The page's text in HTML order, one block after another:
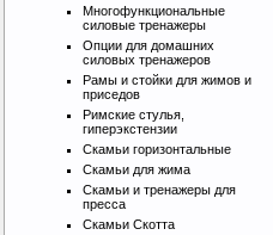
Многофункциональные
силовые тренажеры
Опции для домашних
силовых тренажеров
Рамы и стойки для жимов и
приседов
Римские стулья,
гиперэкстензии
Скамьи горизонтальные
Скамьи для жима
Скамьи и тренажеры для
пресса
Скамьи Скотта